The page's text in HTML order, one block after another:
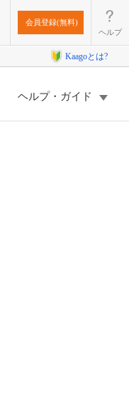
会員登録(無料)
ヘルプ
Kaagoとは?
ヘルプ・ガイド